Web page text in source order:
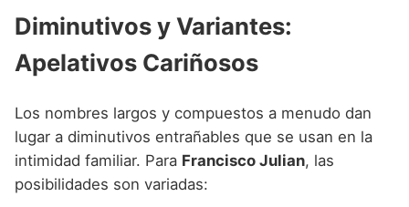
Diminutivos y Variantes:
Apelativos Cariñosos
Los nombres largos y compuestos a menudo dan
lugar a diminutivos entrañables que se usan en la
intimidad familiar. Para Francisco Julian, las
posibilidades son variadas: